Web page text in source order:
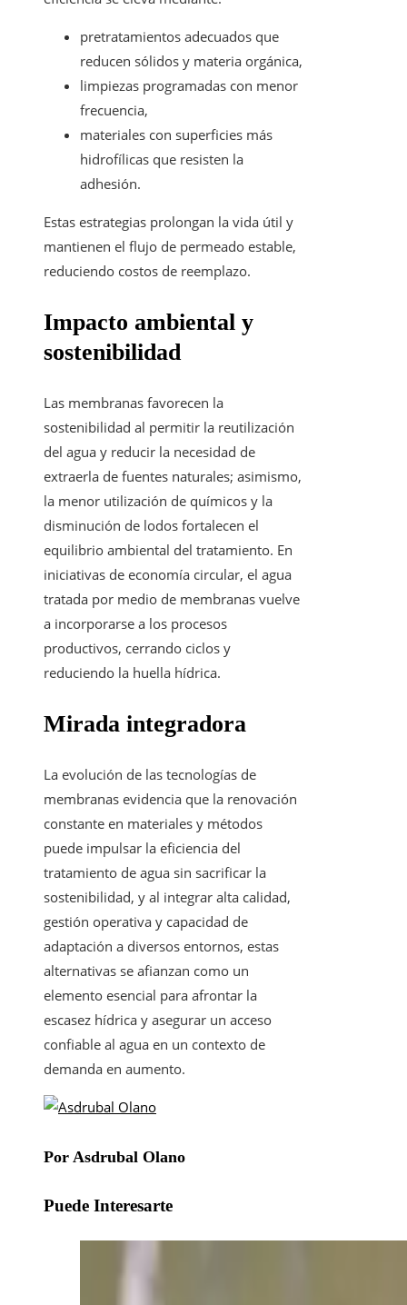
pretratamientos adecuados que
reducen sólidos y materia orgánica,
limpiezas programadas con menor
frecuencia,
materiales con superficies más
hidrofílicas que resisten la
adhesión.
Estas estrategias prolongan la vida útil y
mantienen el flujo de permeado estable,
reduciendo costos de reemplazo.
Impacto ambiental y
sostenibilidad
Las membranas favorecen la
sostenibilidad al permitir la reutilización
del agua y reducir la necesidad de
extraerla de fuentes naturales; asimismo,
la menor utilización de químicos y la
disminución de lodos fortalecen el
equilibrio ambiental del tratamiento. En
iniciativas de economía circular, el agua
tratada por medio de membranas vuelve
a incorporarse a los procesos
productivos, cerrando ciclos y
reduciendo la huella hídrica.
Mirada integradora
La evolución de las tecnologías de
membranas evidencia que la renovación
constante en materiales y métodos
puede impulsar la eficiencia del
tratamiento de agua sin sacrificar la
sostenibilidad, y al integrar alta calidad,
gestión operativa y capacidad de
adaptación a diversos entornos, estas
alternativas se afianzan como un
elemento esencial para afrontar la
escasez hídrica y asegurar un acceso
confiable al agua en un contexto de
demanda en aumento.
Por Asdrubal Olano
Puede Interesarte